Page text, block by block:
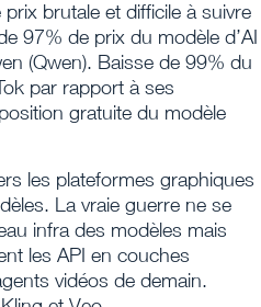
brutale et difficile à suivre
97% de prix du modèle d’AI
(Qwen). Baisse de 99% du
par rapport à ses
gratuite du modèle
les plateformes graphiques
La vraie guerre ne se
infra des modèles mais
les API en couches
vidéos de demain.